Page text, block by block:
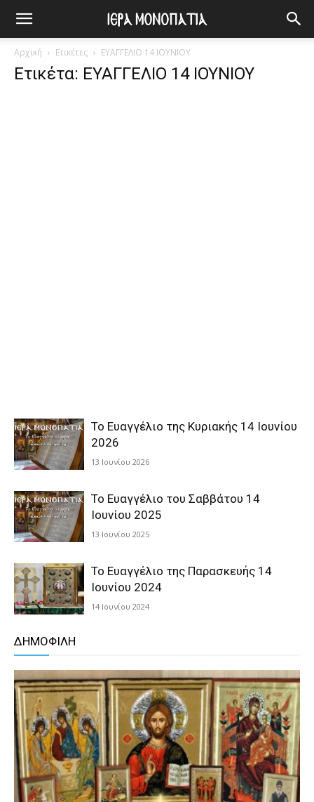
Αρχική Ετικέτες ΕΥΑΓΓΕΛΙΟ 14 ΙΟΥΝΙΟΥ
Ετικέτα: ΕΥΑΓΓΕΛΙΟ 14 ΙΟΥΝΙΟΥ
Το Ευαγγέλιο της Κυριακής 14 Ιουνίου
2026
13 Ιουνίου 2026
Το Ευαγγέλιο του Σαββάτου 14
Ιουνίου 2025
13 Ιουνίου 2025
Το Ευαγγέλιο της Παρασκευής 14
Ιουνίου 2024
14 Ιουνίου 2024
ΔΗΜΟΦΙΛΗ